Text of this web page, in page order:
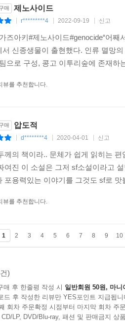
매 제노사이드
r*********4 2022-09-19 신고
즈아키#제노사이드#genocide“어
서 신종생물이 출현했다. 인류 멸망
으로 구성, 콩고 이투리숲에 존재
뷰를 추천합니다.
매 압도적
d********4 2020-04-01 신고
께의 책이라.. 문체가 쉽게 읽히는
여진 이 소설은 그저 sf소설이라고
포용력있는 이야기를 그것도 sf로
뷰를 추천합니다.
1 2 3 4 5 6 7 8 9 10
)
매 후 한줄평 작성 시 일반회원 50원, 마니
드 후 작성한 리뷰만 YES포인트 지급됩니
회차 주문확정 시점부터 마지막 회차 주
LP, DVD/Blu-ray, 패션 및 판매금지 상